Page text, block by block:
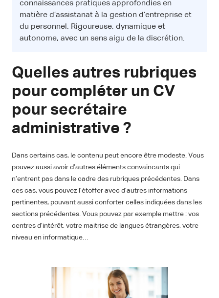
connaissances pratiques approfondies en
matière d’assistanat à la gestion d’entreprise et
du personnel. Rigoureuse, dynamique et
autonome, avec un sens aigu de la discrétion.
Quelles autres rubriques
pour compléter un CV
pour secrétaire
administrative ?
Dans certains cas, le contenu peut encore être modeste. Vous
pouvez aussi avoir d’autres éléments convaincants qui
n’entrent pas dans le cadre des rubriques précédentes. Dans
ces cas, vous pouvez l’étoffer avec d’autres informations
pertinentes, pouvant aussi conforter celles indiquées dans les
sections précédentes. Vous pouvez par exemple mettre : vos
centres d’intérêt, votre maitrise de langues étrangères, votre
niveau en informatique…